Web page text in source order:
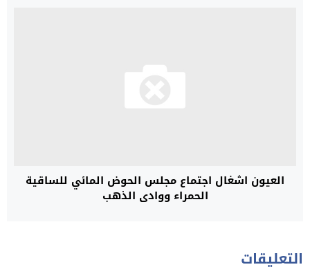
العيون اشغال اجتماع مجلس الحوض المائي للساقية
الحمراء ووادي الذهب
التعليقات